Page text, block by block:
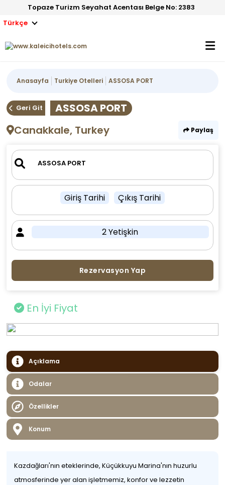
Topaze Turizm Seyahat Acentası Belge No: 2383
Türkçe
Anasayfa Turkiye Otelleri ASSOSA PORT
Geri Git
ASSOSA PORT
Canakkale, Turkey
Paylaş
Giriş Tarihi Çıkış Tarihi
2 Yetişkin
Rezervasyon Yap
En İyi Fiyat
Açıklama
Odalar
Özellikler
Konum
Kazdağları'nın eteklerinde, Küçükkuyu Marina'nın huzurlu
atmosferinde yer alan işletmemiz, konfor ve lezzetin